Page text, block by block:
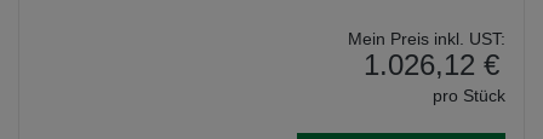
Mein Preis inkl. UST:
1.026,12 €
pro Stück